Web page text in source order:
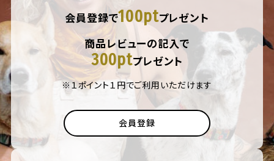
会員登録で100ptプレゼント
商品レビューの記入で
300ptプレゼント
※１ポイント１円でご利用いただけます
会員登録